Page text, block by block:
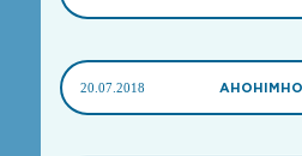
20.07.2018 АНОНІМНО